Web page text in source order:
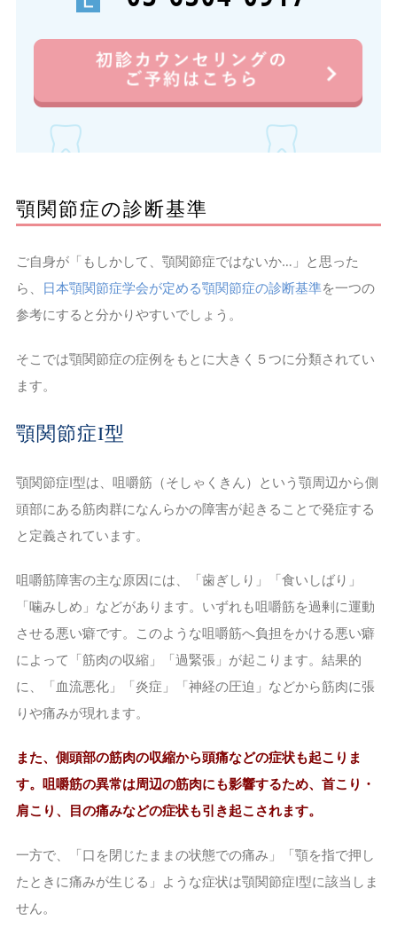
顎関節症の診断基準
ご自身が「もしかして、顎関節症ではないか…」と思った
ら、
日本顎関節症学会が定める顎関節症の診断基準を一つの
参考にすると分かりやすいでしょう。
そこでは顎関節症の症例をもとに大きく５つに分類されてい
ます。
顎関節症I型
顎関節症I型は、咀嚼筋（そしゃくきん）という顎周辺から側
頭部にある筋肉群になんらかの障害が起きることで発症する
と定義されています。
咀嚼筋障害の主な原因には、「歯ぎしり」「食いしばり」
「噛みしめ」などがあります。いずれも咀嚼筋を過剰に運動
させる悪い癖です。このような咀嚼筋へ負担をかける悪い癖
によって「筋肉の収縮」「過緊張」が起こります。結果的
に、「血流悪化」「炎症」「神経の圧迫」などから筋肉に張
りや痛みが現れます。
また、側頭部の筋肉の収縮から頭痛などの症状も起こりま
す。咀嚼筋の異常は周辺の筋肉にも影響するため、首こり・
肩こり、目の痛みなどの症状も引き起こされます。
一方で、「口を閉じたままの状態での痛み」「顎を指で押し
たときに痛みが生じる」ような症状は顎関節症I型に該当しま
せん。